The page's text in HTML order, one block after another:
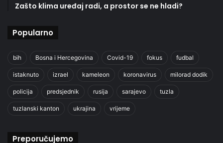
Zašto klima uređaj radi, a prostor se ne hladi?
Popularno
bih Bosna i Hercegovina Covid-19 fokus fudbal
istaknuto izrael kameleon koronavirus milorad dodik
policija predsjednik rusija sarajevo tuzla
tuzlanski kanton ukrajina vrijeme
Preporučujemo